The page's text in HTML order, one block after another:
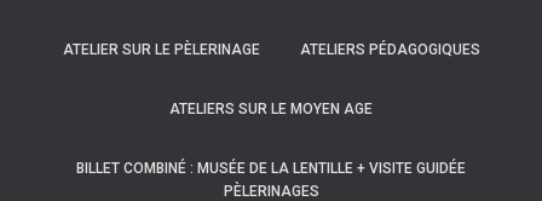
ATELIER SUR LE PÈLERINAGE ATELIERS PÉDAGOGIQUES
ATELIERS SUR LE MOYEN AGE
BILLET COMBINÉ : MUSÉE DE LA LENTILLE + VISITE GUIDÉE
PÈLERINAGES